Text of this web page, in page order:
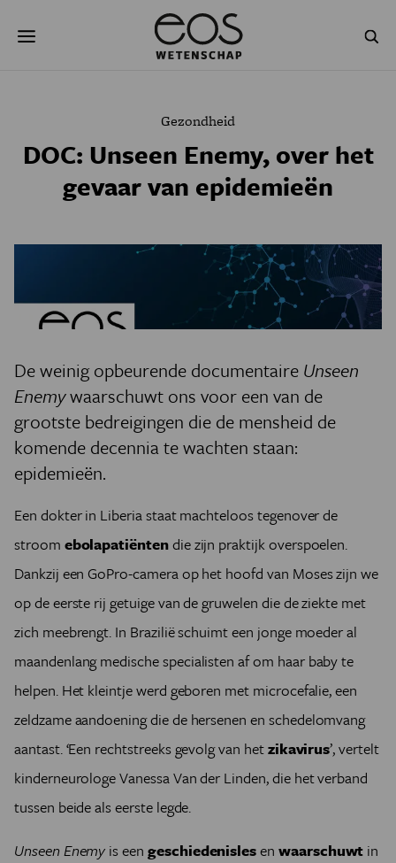
naar
NATUURWETENSCHAPPEN GESCHIEDENIS
AGENDA
JONGE UITDAGERS
Gezondheid
DOC: Unseen Enemy, over het
gevaar van epidemieën
De weinig opbeurende documentaire Unseen
Enemywaarschuwt ons voor een van de
grootste bedreigingen die de mensheid de
komende decennia te wachten staan:
epidemieën.
Een dokter in Liberia staat machteloos tegenover de
stroom ebolapatiëntendie zijn praktijk overspoelen.
Dankzij een GoPro-camera op het hoofd van Moses zijn we
op de eerste rij getuige van de gruwelen die de ziekte met
zich meebrengt. In Brazilië schuimt een jonge moeder al
maandenlang medische specialisten af om haar baby te
helpen. Het kleintje werd geboren met microcefalie, een
zeldzame aandoening die de hersenen en schedelomvang
aantast. ‘Een rechtstreeks gevolg van hetzikavirus’, vertelt
kinderneurologe Vanessa Van der Linden, die het verband
tussen beide als eerste legde.
Unseen Enemy is een geschiedenislesen waarschuwt in